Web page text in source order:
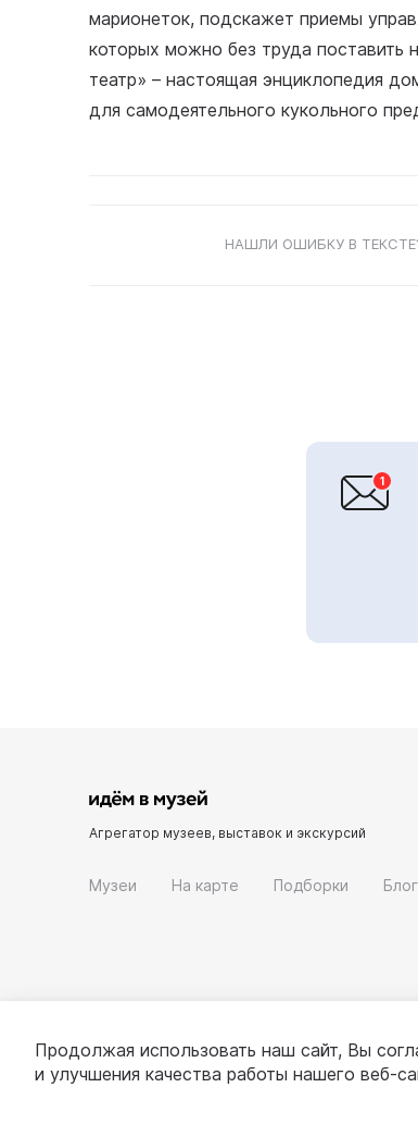
марионеток, подскажет приемы
которых можно без труда
театр» – настоящая энциклопедия
для самодеятельного кукольного
НАШЛИ ОШИБКУ В
Агрегатор музеев, выставок и экскурсий
Музеи На карте Подборки Блог
Продолжая использовать наш сайт, Вы
и улучшения качества работы нашего веб-